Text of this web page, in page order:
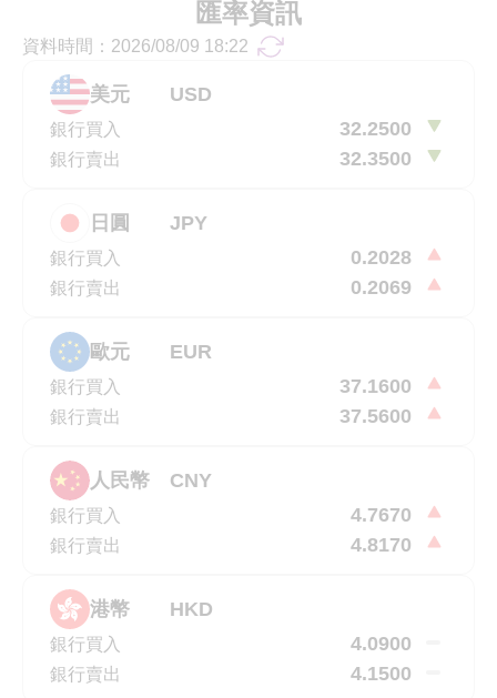
匯率資訊
資料時間： 2026/08/09 18:22
更新資料
美元 USD
銀行買入 32.2500
銀行賣出 32.3500
日圓 JPY
銀行買入 0.2028
銀行賣出 0.2069
歐元 EUR
銀行買入 37.1600
銀行賣出 37.5600
人民幣 CNY
銀行買入 4.7670
銀行賣出 4.8170
港幣 HKD
銀行買入 4.0900
銀行賣出 4.1500